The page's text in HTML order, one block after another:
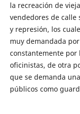
la recreación de
vendedores de
y represión, los
muy demandada
constantemente por
oficinistas, de otra
que se demanda
públicos como